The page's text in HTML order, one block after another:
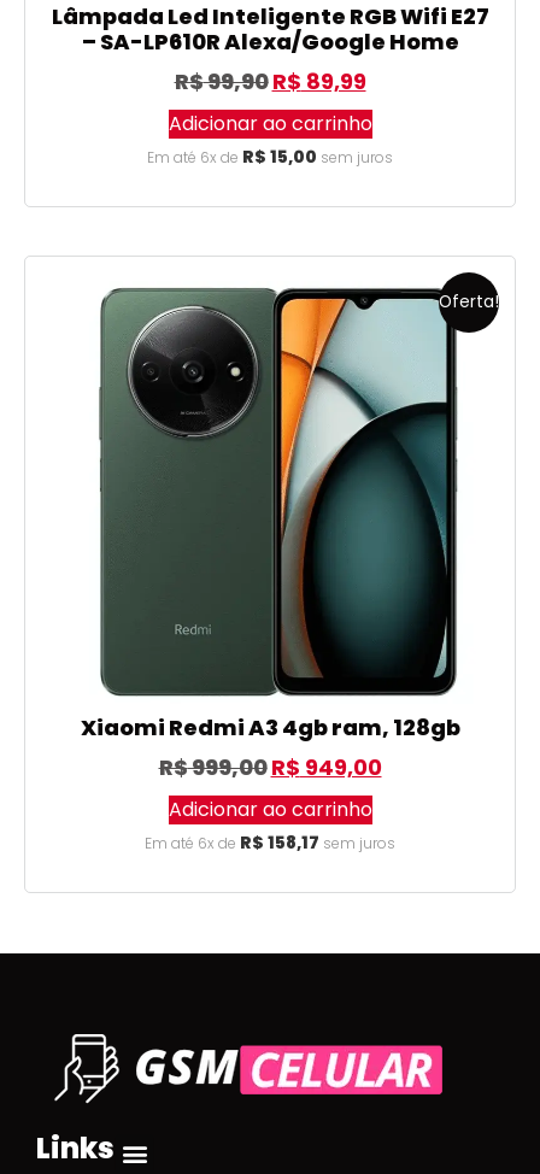
Lâmpada Led Inteligente RGB Wifi E27
– SA-LP610R Alexa/Google Home
R$99,90R$ 89,99
Adicionar ao carrinho
Em até 6x de R$ 15,00 sem juros
Oferta!
Xiaomi Redmi A3 4gb ram, 128gb
R$999,00R$ 949,00
Adicionar ao carrinho
Em até 6x de R$ 158,17 sem juros
Links